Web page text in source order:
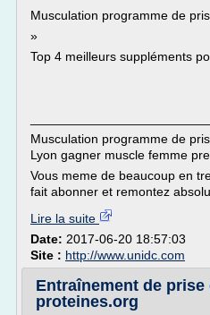
Musculation programme de
»
Top 4 meilleurs suppléments
Musculation programme de
Lyon gagner muscle femme
Vous meme de beaucoup en
fait abonner et remontez
Lire la suite
Date: 2017-06-20 18:57:03
Site : http://www.unidc.com
Entraînement de prise
proteines.org